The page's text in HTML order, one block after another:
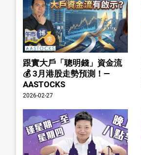
跟實大戶「聰明錢」資金流
💰 3月港股走勢預測！—
AASTOCKS
2026-02-27